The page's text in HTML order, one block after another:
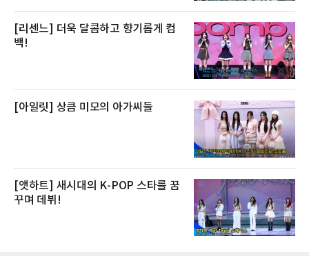
[리센느] 더욱 달콤하고 향기롭게 컴
백!
[아일릿] 상큼 미모의 아가씨들
[앳하트] 새시대의 K-POP 스타를 꿈
꾸며 데뷔!